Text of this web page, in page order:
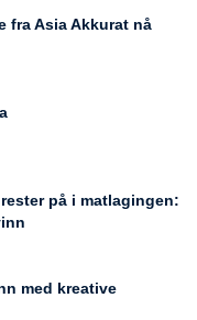
fra Asia Akkurat nå
på i matlagingen:
med kreative